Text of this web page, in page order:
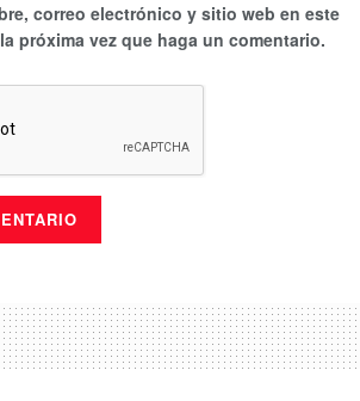
correo electrónico y sitio web en este
próxima vez que haga un comentario.